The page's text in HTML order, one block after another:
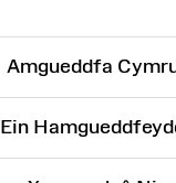
Amgueddfa
Ein